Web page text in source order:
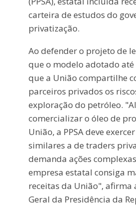
carteira de estudos do
privatização.
Ao defender o projeto de
que o modelo adotado
que a União compartilhe
parceiros privados os
exploração do petróleo.
comercializar o óleo de
União, a PPSA deve
similares a de traders
demanda ações
empresa estatal consiga
receitas da União", afirma
Geral da Presidência da